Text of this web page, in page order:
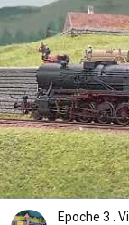
Epoche 3 .